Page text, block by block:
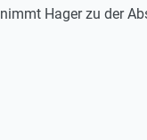
nimmt Hager zu der